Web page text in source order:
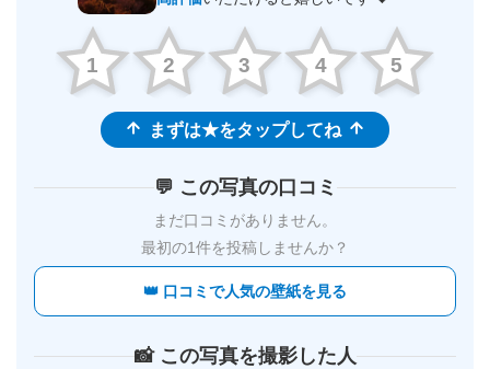
1 2 3 4 5
まずは★をタップしてね
💬 この写真の口コミ
まだ口コミがありません。
最初の1件を投稿しませんか？
👑 口コミで人気の壁紙を見る
📸 この写真を撮影した人